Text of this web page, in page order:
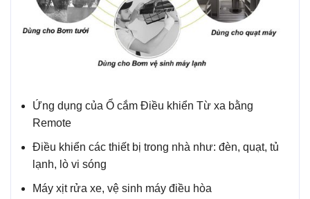
Ứng dụng của Ổ cắm Điều khiển Từ xa bằng
Remote
Điều khiển các thiết bị trong nhà như: đèn, quạt, tủ
lạnh, lò vi sóng
Máy xịt rửa xe, vệ sinh máy điều hòa